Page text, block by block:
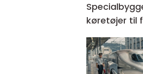
køretøjer til